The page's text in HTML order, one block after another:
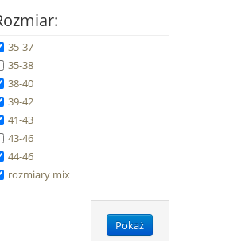
35-37
35-38
38-40
39-42
41-43
43-46
44-46
rozmiary mix
Pokaż